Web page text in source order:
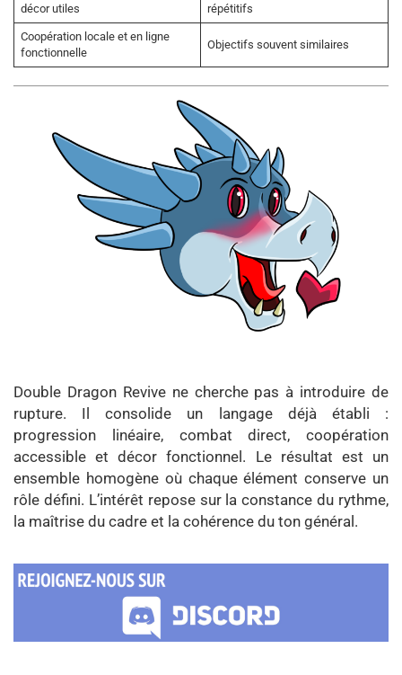
décor utiles
répétitifs
Coopération locale et en ligne
fonctionnelle
Objectifs souvent similaires
Double Dragon Revive ne cherche pas à introduire de
rupture. Il consolide un langage déjà établi :
progression linéaire, combat direct, coopération
accessible et décor fonctionnel. Le résultat est un
ensemble homogène où chaque élément conserve un
rôle défini. L’intérêt repose sur la constance du rythme,
la maîtrise du cadre et la cohérence du ton général.